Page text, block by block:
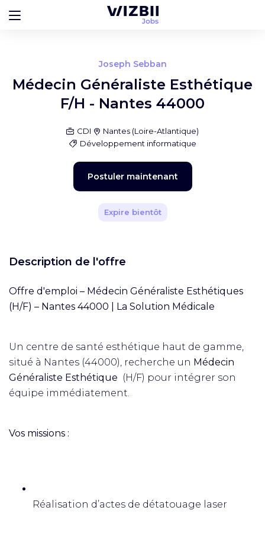
Joseph Sebban
Médecin Généraliste Esthétique
F/H - Nantes 44000
CDI Nantes(Loire-Atlantique)
Développement informatique
Postuler maintenant
Expire bientôt
Description de l'offre
Offre d'emploi – Médecin Généraliste Esthétiques
(H/F) – Nantes 44000 | La Solution Médicale
Un centre de santé esthétique haut de gamme,
situé à Nantes (44000), recherche un Médecin
Généraliste Esthétique (H/F) pour intégrer son
équipe immédiatement.
Vos missions :
Réalisation d’actes de détatouage laser